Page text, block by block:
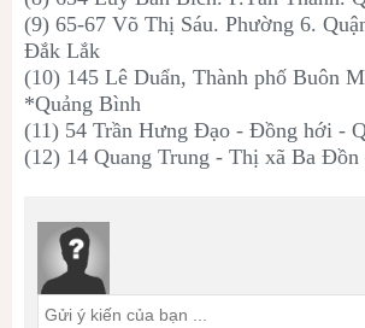
(9) 65-67 Võ Thị Sáu. Phường 6.
Đắk Lắk
(10) 145 Lê Duẩn, Thành phố Buôn
*Quảng Bình
(11) 54 Trần Hưng Đạo - Đồng hới -
(12) 14 Quang Trung - Thị xã Ba Đồn